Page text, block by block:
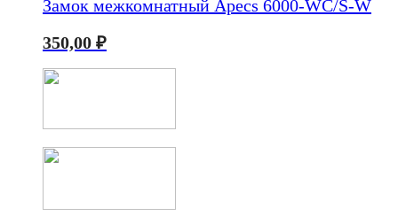
Замок межкомнатный Apecs 6000-WC/S-W
350,00 ₽